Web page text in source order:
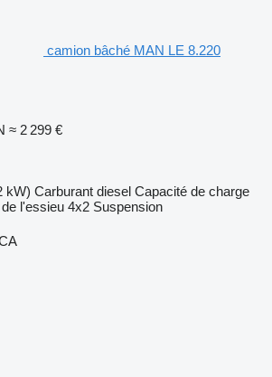
camion bâché MAN LE 8.220
≈ 2 299 €
kW) Carburant diesel Capacité de charge
l'essieu 4x2 Suspension